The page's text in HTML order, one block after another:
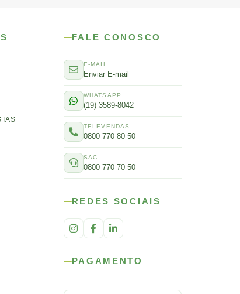
FALE CONOSCO
E-MAIL
Enviar E-mail
WHATSAPP
(19) 3589-8042
TELEVENDAS
0800 770 80 50
SAC
0800 770 70 50
REDES SOCIAIS
PAGAMENTO